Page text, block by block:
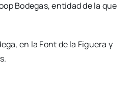
Bode­gas, enti­dad de la que
en la Font de la Figue­ra y